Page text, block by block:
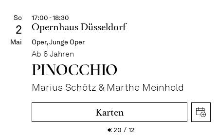
So
2
Mai
17:00 - 18:30
Opernhaus Düsseldorf
Oper, Junge Oper
Ab 6 Jahren
PINOC­CHIO
Marius Schötz & Marthe Meinhold
Karten
€20 12